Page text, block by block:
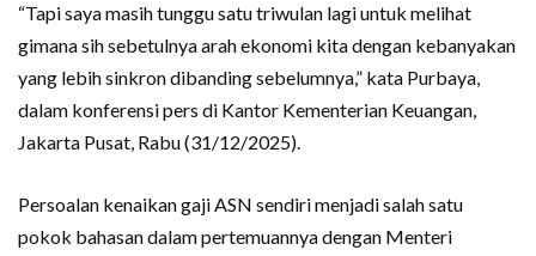
“Tapi saya masih tunggu satu triwulan lagi untuk melihat
gimana sih sebetulnya arah ekonomi kita dengan kebanyakan
yang lebih sinkron dibanding sebelumnya,” kata Purbaya,
dalam konferensi pers di Kantor Kementerian Keuangan,
Jakarta Pusat, Rabu (31/12/2025).
Persoalan kenaikan gaji ASN sendiri menjadi salah satu
pokok bahasan dalam pertemuannya dengan Menteri